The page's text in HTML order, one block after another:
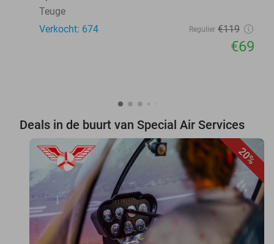
Teuge
Verkocht: 674
Regulier €119
€69
Deals in de buurt van Special Air Services
20%